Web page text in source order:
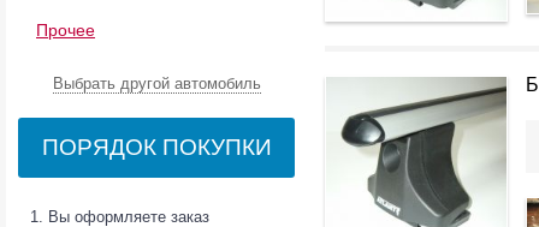
Прочее
Выбрать другой автомобиль
ПОРЯДОК ПОКУПКИ
Вы оформляете заказ